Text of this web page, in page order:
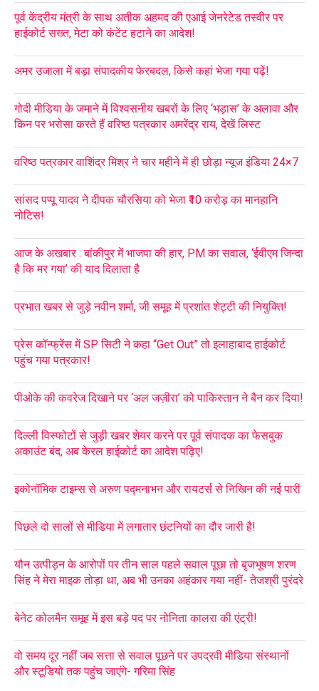
पूर्व केंद्रीय मंत्री के साथ अतीक अहमद की एआई जेनरेटेड तस्वीर पर
हाईकोर्ट सख्त, मेटा को कंटेंट हटाने का आदेश!
अमर उजाला में बड़ा संपादकीय फेरबदल, किसे कहां भेजा गया पढ़ें!
गोदी मीडिया के जमाने में विश्वसनीय खबरों के लिए ‘भड़ास’ के अलावा और
किन पर भरोसा करते हैं वरिष्ठ पत्रकार अमरेंद्र राय, देखें लिस्ट
वरिष्ठ पत्रकार वाशिंद्र मिश्र ने चार महीने में ही छोड़ा न्यूज इंडिया 24×7
सांसद पप्पू यादव ने दीपक चौरसिया को भेजा ₹10 करोड़ का मानहानि
नोटिस!
आज के अखबार : बांकीपुर में भाजपा की हार, PM का सवाल, ‘ईवीएम जिन्दा
है कि मर गया’ की याद दिलाता है
प्रभात खबर से जुड़े नवीन शर्मा, जी समूह में प्रशांत शेट्टी की नियुक्ति!
प्रेस कॉन्फ्रेंस में SP सिटी ने कहा “Get Out” तो इलाहाबाद हाईकोर्ट
पहुंच गया पत्रकार!
पीओके की कवरेज दिखाने पर ‘अल जज़ीरा’ को पाकिस्तान ने बैन कर दिया!
दिल्ली विस्फोटों से जुड़ी खबर शेयर करने पर पूर्व संपादक का फेसबुक
अकाउंट बंद, अब केरल हाईकोर्ट का आदेश पढ़िए!
इकोनॉमिक टाइम्स से अरुण पद्मनाभन और रायटर्स से निखिन की नई पारी
पिछले दो सालों से मीडिया में लगातार छंटनियों का दौर जारी है!
यौन उत्पीड़न के आरोपों पर तीन साल पहले सवाल पूछा तो बृजभूषण शरण
सिंह ने मेरा माइक तोड़ा था, अब भी उनका अहंकार गया नहीं- तेजश्री पुरंदरे
बेनेट कोलमैन समूह में इस बड़े पद पर नोनिता कालरा की एंट्री!
वो समय दूर नहीं जब सत्ता से सवाल पूछने पर उपद्रवी मीडिया संस्थानों
और स्टूडियो तक पहुंच जाएंगे- गरिमा सिंह